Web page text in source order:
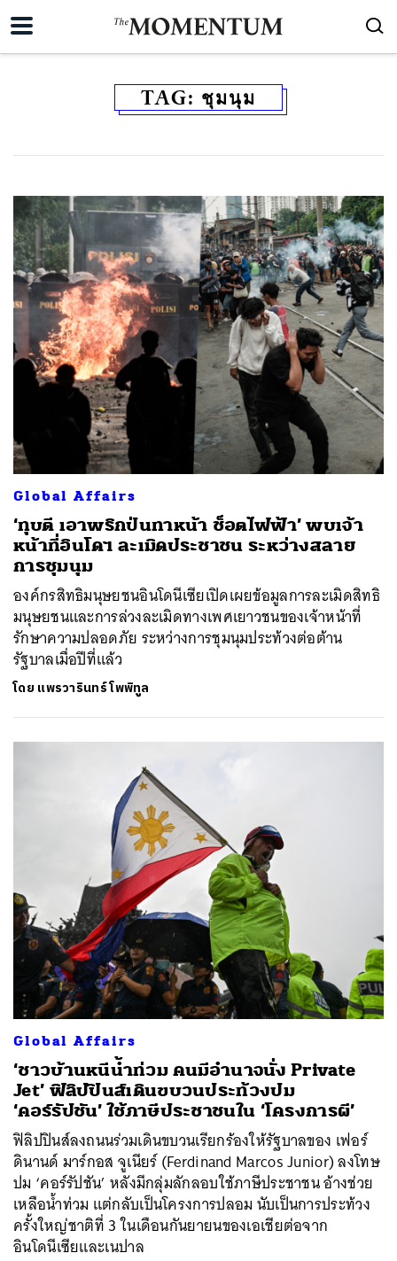
TAG: ชุมนุม
Global Affairs
‘ทุบตี เอาพริกป่นทาหน้า ช็อตไฟฟ้า’ พบเจ้า
หน้าที่อินโดฯ ละเมิดประชาชน ระหว่างสลาย
การชุมนุม
องค์กรสิทธิมนุษยชนอินโดนีเซียเปิดเผยข้อมูลการละเมิดสิทธิ
มนุษยชนและการล่วงละเมิดทางเพศเยาวชนของเจ้าหน้าที่
รักษาความปลอดภัย ระหว่างการชุมนุมประท้วงต่อต้าน
รัฐบาลเมื่อปีที่แล้ว
โดย แพรวารินทร์ โพพิทูล
Global Affairs
‘ชาวบ้านหนีน้ำท่วม คนมีอำนาจนั่ง Private
Jet’ ฟิลิปปินส์เดินขบวนประท้วงปม
‘คอร์รัปชัน’ ใช้ภาษีประชาชนใน ‘โครงการผี’
ฟิลิปปินส์ลงถนนร่วมเดินขบวนเรียกร้องให้รัฐบาลของ เฟอร์
ดินานด์ มาร์กอส จูเนียร์ (Ferdinand Marcos Junior) ลงโทษ
ปม ‘คอร์รัปชัน’ หลังมีกลุ่มลักลอบใช้ภาษีประชาชน อ้างช่วย
เหลือน้ำท่วม แต่กลับเป็นโครงการปลอม นับเป็นการประท้วง
ครั้งใหญ่ชาติที่ 3 ในเดือนกันยายนของเอเชียต่อจาก
อินโดนีเซียและเนปาล